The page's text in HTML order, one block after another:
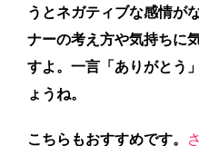
うとネガティブな感情が
ナーの考え方や気持ちに
すよ。一言「ありがとう
ょうね。
こちらもおすすめです。